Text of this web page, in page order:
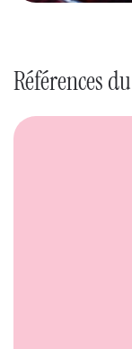
Références